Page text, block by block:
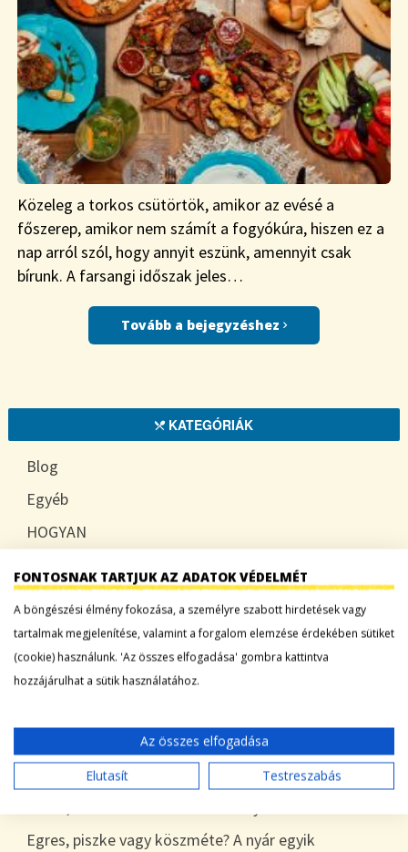
Közeleg a torkos csütörtök, amikor az evésé a
főszerep, amikor nem számít a fogyókúra, hiszen ez a
nap arról szól, hogy annyit eszünk, amennyit csak
bírunk. A farsangi időszak jeles…
Tovább a bejegyzéshez
KATEGÓRIÁK
Blog
Egyéb
HOGYAN
LEGFRISSEBB BEJEGYZÉSEK
Sárgadinnye: a nyár édes íze, ami több mint
Tökszezon: sokoldalú alapanyagok a nyártól
egészen télig
Egres, piszke vagy köszméte? A nyár egyik
FONTOSNAK TARTJUK AZ ADATOK VÉDELMÉT
A böngészési élmény fokozása, a személyre szabott hirdetések vagy
tartalmak megjelenítése, valamint a forgalom elemzése érdekében sütiket
(cookie) használunk. 'Az összes elfogadása' gombra kattintva
hozzájárulhat a sütik használatához.
Az összes elfogadása
Elutasít
Testreszabás